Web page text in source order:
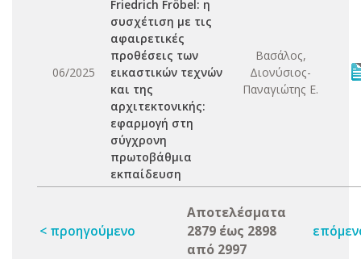
06/2025
Friedrich Fröbel: η
συσχέτιση με τις
αφαιρετικές
προθέσεις των
εικαστικών τεχνών
και της
αρχιτεκτονικής:
εφαρμογή στη
σύγχρονη
πρωτοβάθμια
εκπαίδευση
Βασάλος,
Διονύσιος-
Παναγιώτης Ε.
< προηγούμενο
Αποτελέσματα
2879 έως 2898
από 2997